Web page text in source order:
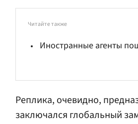
Читайте также
Иностранные агенты
Реплика, очевидно,
заключался глобальный